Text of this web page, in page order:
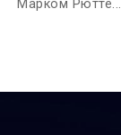
Марком Рютте...